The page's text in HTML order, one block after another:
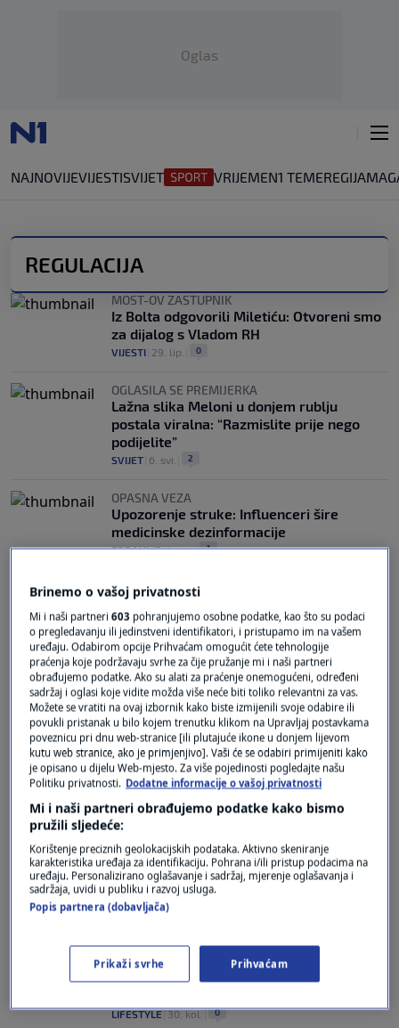
Oglas
NAJNOVIJEVIJESTISVIJET VRIJEMEN1 TEMEREGIJA
REGULACIJA
MOST-OV ZASTUPNIK
Iz Bolta odgovorili Miletiću: Otvoreni smo
za dijalog s Vladom RH
VIJESTI 29. lip. 0
OGLASILA SE PREMIJERKA
Lažna slika Meloni u donjem rublju
postala viralna: “Razmislite prije nego
podijelite”
SVIJET 6. svi. 2
OPASNA VEZA
Upozorenje struke: Influenceri šire
medicinske dezinformacije
ZDRAVLJE|1. tra.| 1
Oglas
NOVOST
Vlada po hitnom postupku mijenja zakon,
jedan duhanski proizvod ide u povijest
EKONOMIJA|18. lip.| 0
Hoće li Hrvatska regulirati djelovanje
influencera?
Ovi popularni dodaci prehrani mogu
LIFESTYLE|30. kol.| 0
Brinemo o vašoj privatnosti
Mi i naši partneri603 pohranjujemo osobne podatke, kao što su podaci
o pregledavanju ili jedinstveni identifikatori, i pristupamo im na vašem
uređaju. Odabirom opcije Prihvaćam omogućit ćete tehnologije
praćenja koje podržavaju svrhe za čije pružanje mi i naši partneri
obrađujemo podatke. Ako su alati za praćenje onemogućeni, određeni
sadržaj i oglasi koje vidite možda više neće biti toliko relevantni za vas.
Možete se vratiti na ovaj izbornik kako biste izmijenili svoje odabire ili
povukli pristanak u bilo kojem trenutku klikom na Upravljaj postavkama
poveznicu pri dnu web-stranice [ili plutajuće ikone u donjem lijevom
kutu web stranice, ako je primjenjivo]. Vaši će se odabiri primijeniti kako
je opisano u dijelu Web-mjesto. Za više pojedinosti pogledajte našu
Politiku privatnosti. Dodatne informacije o vašoj privatnosti
Mi i naši partneri obrađujemo podatke kako bismo
pružili sljedeće:
Korištenje preciznih geolokacijskih podataka. Aktivno skeniranje
karakteristika uređaja za identifikaciju. Pohrana i/ili pristup podacima na
uređaju. Personalizirano oglašavanje i sadržaj, mjerenje oglašavanja i
sadržaja, uvidi u publiku i razvoj usluga.
Popis partnera (dobavljača)
Prikaži svrhe Prihvaćam